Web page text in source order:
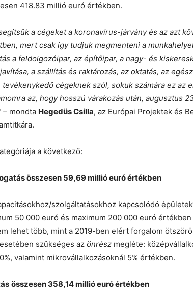
418.83 millió euró értékben.
a cégeket a koronavírus-járvány és az azt
mert csak így tudjuk megmenteni a
a feldolgozóipar, az építőipar, a nagy- és
a szállítás és raktározás, az oktatás, az
cégeknek szól, sokuk számára ez az
az, hogy hosszú várakozás után, augusztus
– mondta Hegedüs Csilla, az Európai Projektek és
a következő:
összesen 59,69 millió euró értékben
szolgáltatásokhoz kapcsolódó
50 000 euró és maximum 200 000 euró értékben
lehet több, mint a 2019-ben elért forgalom
szükséges az önrész megléte:
valamint mikrovállalkozásoknál 5% értékben.
összesen 358,14 millió euró értékben